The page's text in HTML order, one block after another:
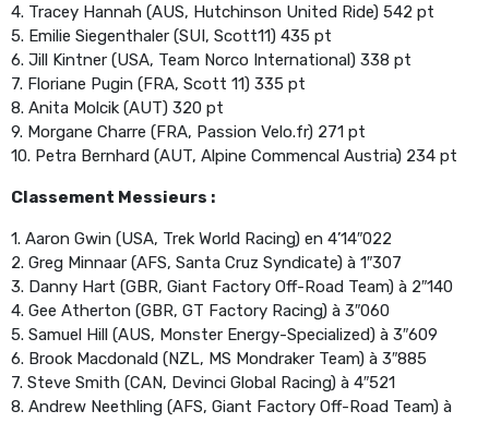
4. Tracey Hannah (AUS, Hutchinson United Ride) 542 pt
5. Emilie Siegenthaler (SUI, Scott11) 435 pt
6. Jill Kintner (USA, Team Norco International) 338 pt
7. Floriane Pugin (FRA, Scott 11) 335 pt
8. Anita Molcik (AUT) 320 pt
9. Morgane Charre (FRA, Passion Velo.fr) 271 pt
10. Petra Bernhard (AUT, Alpine Commencal Austria) 234 pt
Classement Messieurs :
1. Aaron Gwin (USA, Trek World Racing) en 4’14″022
2. Greg Minnaar (AFS, Santa Cruz Syndicate) à 1″307
3. Danny Hart (GBR, Giant Factory Off-Road Team) à 2″140
4. Gee Atherton (GBR, GT Factory Racing) à 3″060
5. Samuel Hill (AUS, Monster Energy-Specialized) à 3″609
6. Brook Macdonald (NZL, MS Mondraker Team) à 3″885
7. Steve Smith (CAN, Devinci Global Racing) à 4″521
8. Andrew Neethling (AFS, Giant Factory Off-Road Team) à